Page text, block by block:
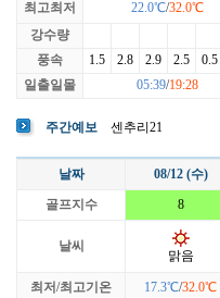
최고최저 22.0℃/32.0℃
강수량
풍속
1.5 2.8 2.9 2.5
0.5
일출일몰
05:39/19:28
주간예보 센추리21
날짜
08/12 (수)
골프지수
8
날씨
맑음
최저/최고기온 17.3℃/32.0℃